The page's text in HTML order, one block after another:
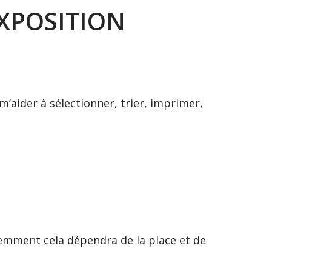
à sélectionner, trier, imprimer,
cela dépendra de la place et de